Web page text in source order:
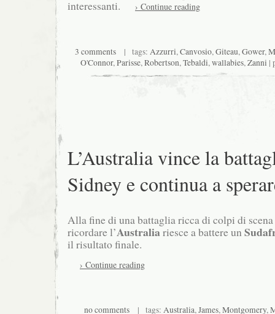
interessanti.
› Continue reading
3 comments| tags: Azzurri,Canvosio,Giteau,Gower,
O'Connor,Parisse,Robertson,Tebaldi,wallabies,Zanni |
L’Australia vince la
Sidney e continua a
Alla fine di una battaglia ricca di colpi di
ricordare l’Australiariesce a battere un
il risultato finale.
› Continue reading
no comments| tags: Australia,James,Montgomery,